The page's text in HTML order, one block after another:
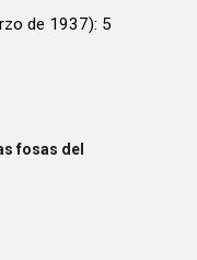
de 1937): 5
fosas del